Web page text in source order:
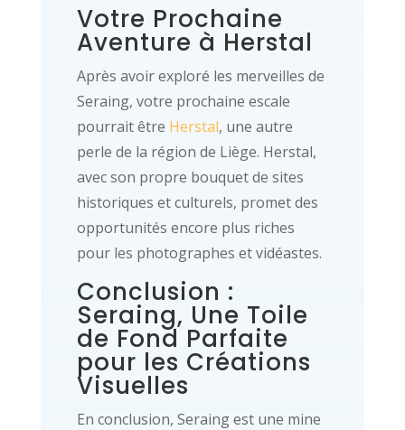
Votre Prochaine
Aventure à Herstal
Après avoir exploré les merveilles de
Seraing, votre prochaine escale
pourrait être Herstal, une autre
perle de la région de Liège. Herstal,
avec son propre bouquet de sites
historiques et culturels, promet des
opportunités encore plus riches
pour les photographes et vidéastes.
Conclusion :
Seraing, Une Toile
de Fond Parfaite
pour les Créations
Visuelles
En conclusion, Seraing est une mine